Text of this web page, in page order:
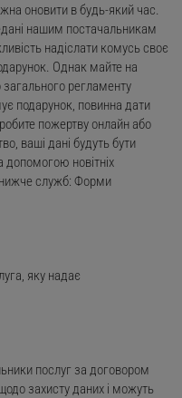
оновити в будь-який час.
нашим постачальникам
надіслати комусь своє
Однак майте на
регламенту
подарунок, повинна дати
пожертву онлайн або
ваші дані будуть бути
новітніх
нижче служб: Форми
яку надає
послуг за договором
захисту даних і можуть